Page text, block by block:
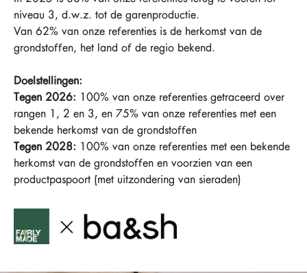
niveau 3, d.w.z. tot de garenproductie.
Van 62% van onze referenties is de herkomst van de
grondstoffen, het land of de regio bekend.
Doelstellingen:
Tegen 2026: 100% van onze referenties getraceerd over
rangen 1, 2 en 3, en 75% van onze referenties met een
bekende herkomst van de grondstoffen
Tegen 2028: 100% van onze referenties met een bekende
herkomst van de grondstoffen en voorzien van een
productpaspoort (met uitzondering van sieraden)